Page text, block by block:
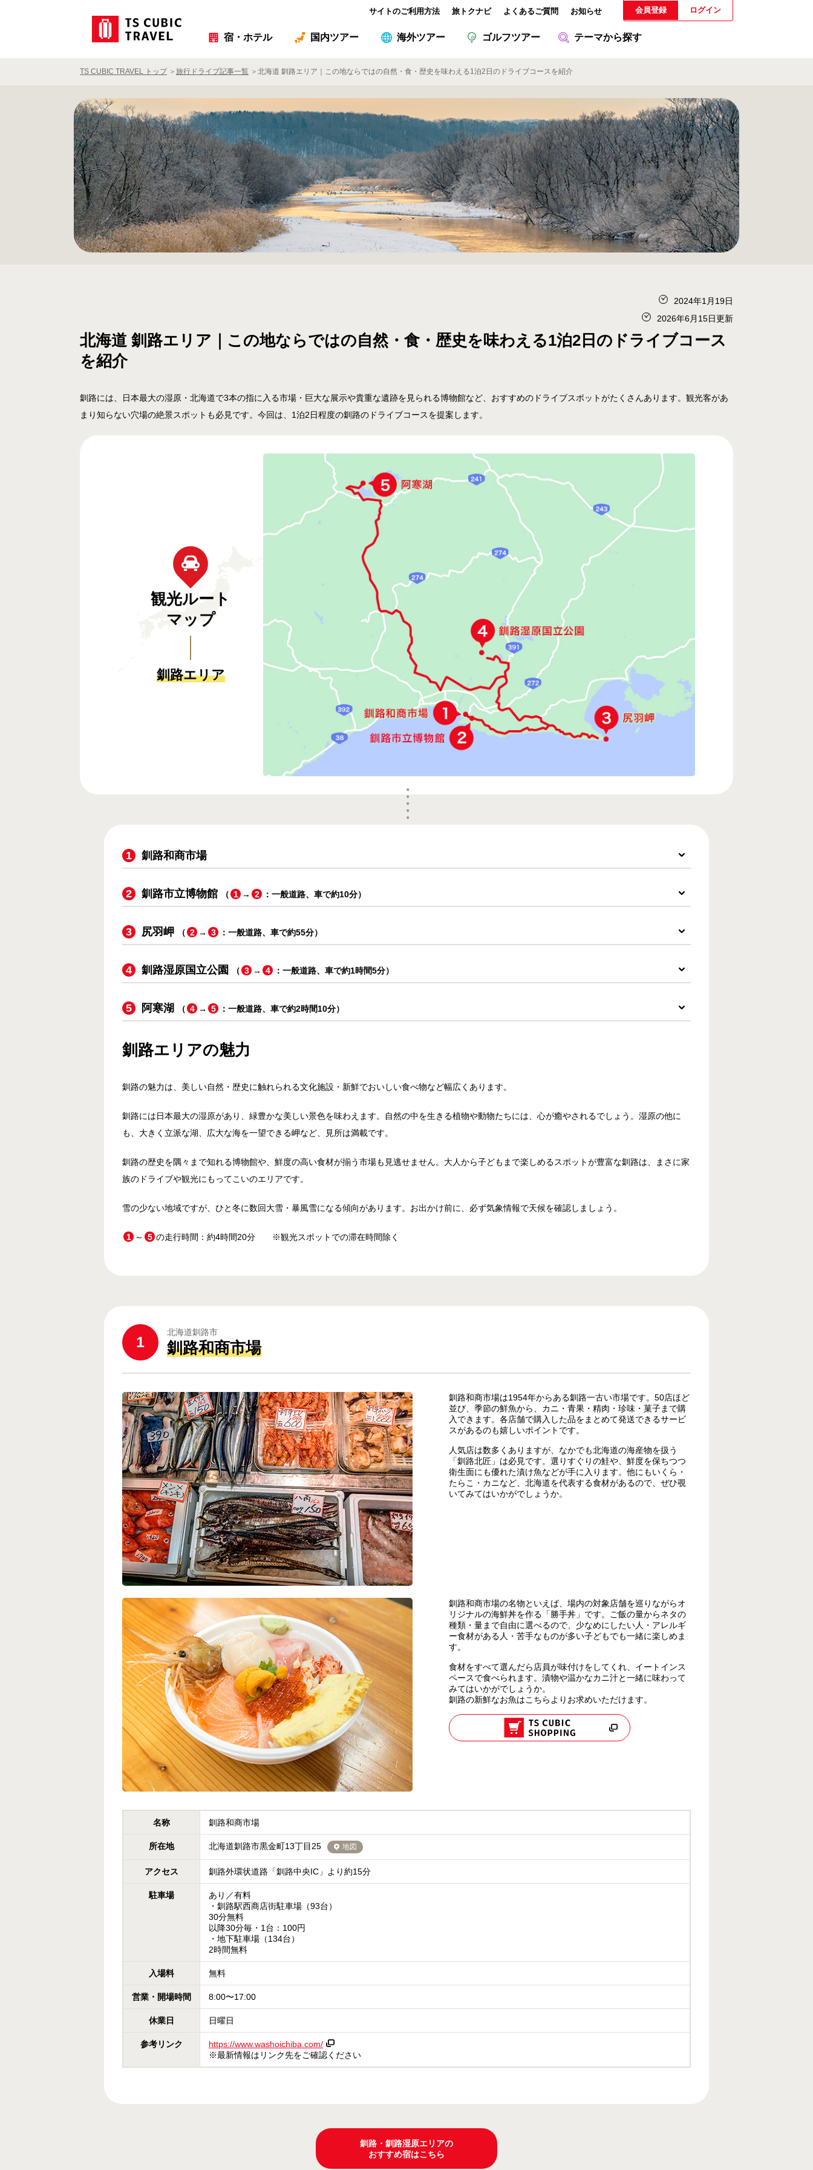
サイトのご利用方法 旅トクナビ よくあるご質問 お知らせ 会員登録 ログイン
宿・ホテル 国内ツアー 海外ツアー ゴルフツアー テーマから探す
TS CUBIC TRAVEL トップ 旅行ドライブ記事一覧 北海道 釧路エリア｜この地ならではの自然・食・歴史を味わえる1泊2日のドライブコースを紹介
2024年1月19日
2026年6月15日更新
北海道 釧路エリア｜この地ならではの自然・食・歴史を味わえる1泊2日のドライブコース
を紹介
釧路には、日本最大の湿原・北海道で3本の指に入る市場・巨大な展示や貴重な遺跡を見られる博物館など、おすすめのドライブスポットがたくさんあります。観光客があ
まり知らない穴場の絶景スポットも必見です。今回は、1泊2日程度の釧路のドライブコースを提案します。
観光ルート
マップ
釧路エリア
釧路和商市場
釧路市立博物館 （ 1 → 2 ：一般道路、車で約10分）
尻羽岬 （ 2 → 3 ：一般道路、車で約55分）
釧路湿原国立公園 （ 3 → 4 ：一般道路、車で約1時間5分）
阿寒湖 （ 4 → 5 ：一般道路、車で約2時間10分）
釧路エリアの魅力
釧路の魅力は、美しい自然・歴史に触れられる文化施設・新鮮でおいしい食べ物など幅広くあります。
釧路には日本最大の湿原があり、緑豊かな美しい景色を味わえます。自然の中を生きる植物や動物たちには、心が癒やされるでしょう。湿原の他に
も、大きく立派な湖、広大な海を一望できる岬など、見所は満載です。
釧路の歴史を隅々まで知れる博物館や、鮮度の高い食材が揃う市場も見逃せません。大人から子どもまで楽しめるスポットが豊富な釧路は、まさに家
族のドライブや観光にもってこいのエリアです。
雪の少ない地域ですが、ひと冬に数回大雪・暴風雪になる傾向があります。お出かけ前に、必ず気象情報で天候を確認しましょう。
1 ～ 5 の走行時間：約4時間20分 ※観光スポットでの滞在時間除く
1
北海道釧路市
釧路和商市場
釧路和商市場は1954年からある釧路一古い市場です。50店ほど
並び、季節の鮮魚から、カニ・青果・精肉・珍味・菓子まで購
入できます。各店舗で購入した品をまとめて発送できるサービ
スがあるのも嬉しいポイントです。
人気店は数多くありますが、なかでも北海道の海産物を扱う
「釧路北匠」は必見です。選りすぐりの鮭や、鮮度を保ちつつ
衛生面にも優れた漬け魚などが手に入ります。他にもいくら・
たらこ・カニなど、北海道を代表する食材があるので、ぜひ覗
いてみてはいかがでしょうか。
釧路和商市場の名物といえば、場内の対象店舗を巡りながらオ
リジナルの海鮮丼を作る「勝手丼」です。ご飯の量からネタの
種類・量まで自由に選べるので、少なめにしたい人・アレルギ
ー食材がある人・苦手なものが多い子どもでも一緒に楽しめま
す。
食材をすべて選んだら店員が味付けをしてくれ、イートインス
ペースで食べられます。漬物や温かなカニ汁と一緒に味わって
みてはいかがでしょうか。
釧路の新鮮なお魚はこちらよりお求めいただけます。
名称 釧路和商市場
所在地 北海道釧路市黒金町13丁目25 地図
アクセス 釧路外環状道路「釧路中央IC」より約15分
駐車場
あり／有料
・釧路駅西商店街駐車場（93台）
30分無料
以降30分毎・1台：100円
・地下駐車場（134台）
2時間無料
入場料 無料
営業・ 開場時間 8:00〜17:00
休業日 日曜日
参考リンク
https://www.washoichiba.com/
※最新情報はリンク先をご確認ください
釧路・釧路湿原エリアの
おすすめ宿はこちら